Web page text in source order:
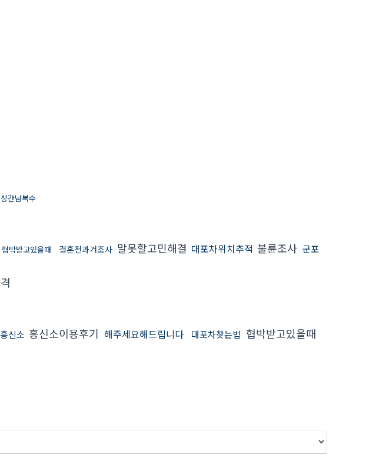
상간남복수
협박받고있을때 결혼전과거조사 말못할고민해결 대포차위치추적 불륜조사 군포
신소 흥신소이용후기 해주세요해드립니다 대포차찾는법 협박받고있을때